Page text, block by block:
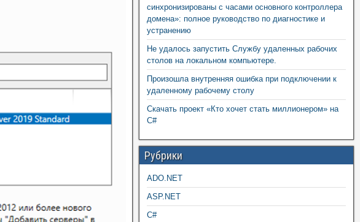
синхронизированы с часами основного контроллера
домена»: полное руководство по диагностике и
устранению
Не удалось запустить Службу удаленных рабочих
столов на локальном компьютере.
Произошла внутренняя ошибка при подключении к
удаленному рабочему столу
Скачать проект «Кто хочет стать миллионером» на
C#
Рубрики
ADO.NET
ASP.NET
C#